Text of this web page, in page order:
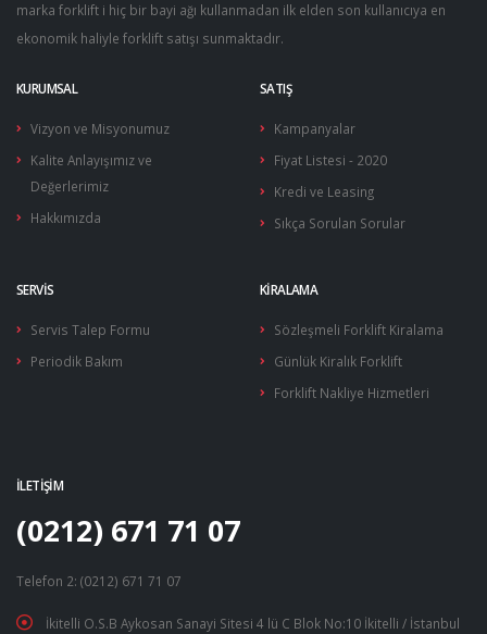
Yakıt Besleme Pompaları
Siviçler
Yürüyüş Kontrol Üniteleri…
marka forklift i hiç bir bayi ağı kullanmadan ilk elden son kullanıcıya en
ekonomik haliyle forklift satışı sunmaktadır.
KURUMSAL
Vizyon ve Misyonumuz
Kalite Anlayışımız ve
Değerlerimiz
Hakkımızda
SATIŞ
Kampanyalar
Fiyat Listesi - 2020
Kredi ve Leasing
Sıkça Sorulan Sorular
SERVIS
Servis Talep Formu
Periodik Bakım
KIRALAMA
Sözleşmeli Forklift Kiralama
Günlük Kiralık Forklift
Forklift Nakliye Hizmetleri
İLETIŞIM
(0212) 671 71 07
Telefon 2: (0212) 671 71 07
İkitelli O.S.B Aykosan Sanayi Sitesi 4 lü C Blok No:10 İkitelli / İstanbul